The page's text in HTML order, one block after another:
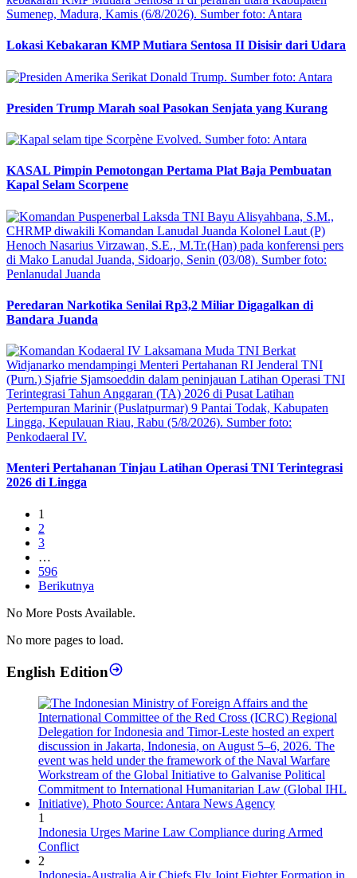
Lokasi Kebakaran KMP Mutiara Sentosa II Disisir dari Udara
Presiden Trump Marah soal Pasokan Senjata yang Kurang
KASAL Pimpin Pemotongan Pertama Plat Baja Pembuatan
Kapal Selam Scorpene
Peredaran Narkotika Senilai Rp3,2 Miliar Digagalkan di
Bandara Juanda
Menteri Pertahanan Tinjau Latihan Operasi TNI Terintegrasi
2026 di Lingga
1
2
3
…
596
Berikutnya
No More Posts Available.
No more pages to load.
English Edition
1
Indonesia Urges Marine Law Compliance during Armed
Conflict
2
Indonesia-Australia Air Chiefs Fly Joint Fighter Formation in